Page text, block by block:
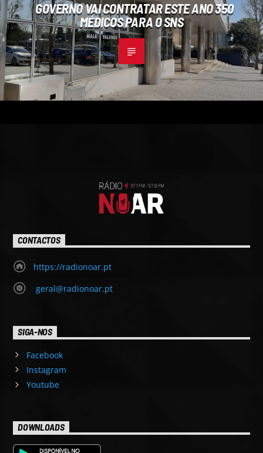
GOVERNO VAI CONTRATAR ESTE ANO 350
MÉDICOS PARA O SNS
CONTACTOS
https://radionoar.pt
geral@radionoar.pt
SIGA-NOS
Facebook
Instagram
Youtube
DOWNLOADS